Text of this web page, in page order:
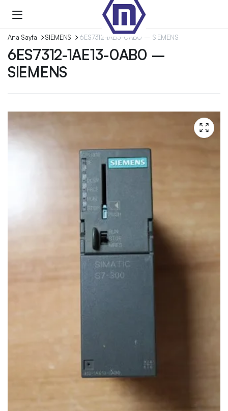
Ana Sayfa SIEMENS 6ES7312-1AE13-0AB0 – SIEMENS
6ES7312-1AE13-0AB0 –
SIEMENS